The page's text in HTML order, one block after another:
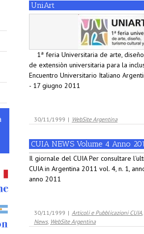
UniArt
1ª feria Universitaria de arte,
de extensiòn universitaria para la
Encuentro Universitario Italiano
- 17 giugno 2011
30/11/1999 | WebSite Argentina
CUIA NEWS Volume 4 Anno
Il giornale del CUIA Per consultare
CUIA in Argentina 2011 vol. 4, n. 1,
anno 2011
30/11/1999 | Articoli e Pubblicazioni CUIA,
News, WebSite Argentina